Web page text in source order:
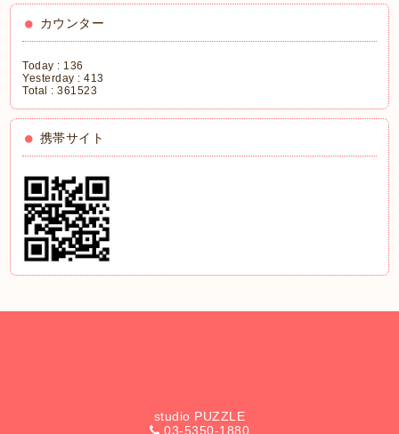
カウンター
Today : 136
Yesterday :413
Total :361523
携帯サイト
studio PUZZLE
03-5350-1880